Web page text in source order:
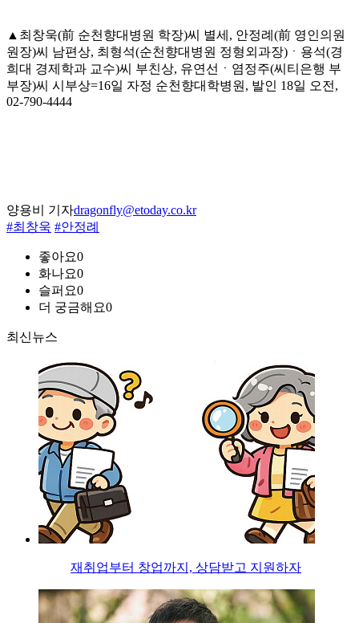
▲최창욱(前 순천향대병원 학장)씨 별세, 안정례(前 영인의원
원장)씨 남편상, 최형석(순천향대병원 정형외과장)ㆍ용석(경
희대 경제학과 교수)씨 부친상, 유연선ㆍ염정주(씨티은행 부
부장)씨 시부상=16일 자정 순천향대학병원, 발인 18일 오전,
02-790-4444
양용비 기자dragonfly@etoday.co.kr
#최창욱 #안정례
좋아요0
화나요0
슬퍼요0
더 궁금해요0
최신뉴스
재취업부터 창업까지, 상담받고 지원하자